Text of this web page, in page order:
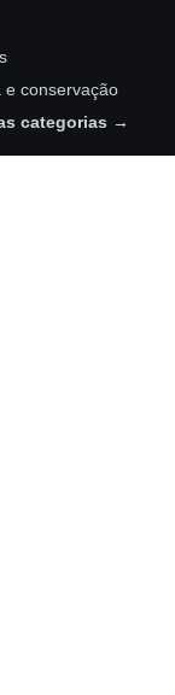
e conservação
categorias →